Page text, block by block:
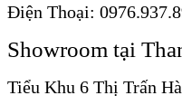
Điện Thoại:
Showroom tại
Tiểu Khu 6 Thị Trấn